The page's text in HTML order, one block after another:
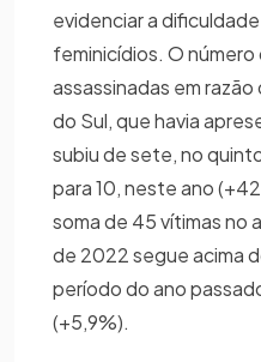
evidenciar a
feminicídios. O número
assassinadas em
do Sul, que havia
subiu de sete, no
para 10, neste ano
soma de 45 vítimas no
de 2022 segue acima
período do ano
(+5,9%).